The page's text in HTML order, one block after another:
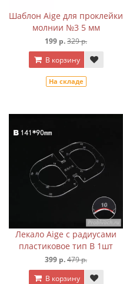
Шаблон Aige для проклейки
молнии №3 5 мм
199 р.329 р.
В корзину
На складе
Лекало Aige с радиусами
пластиковое тип B 1шт
399 р.479 р.
В корзину